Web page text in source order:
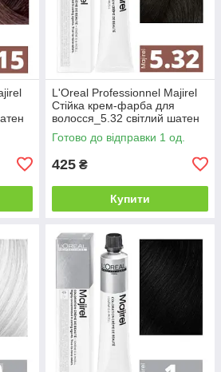
L'Oreal Professionnel Majirel
Стійка крем-фарба для
волосся_5.32 світлий шатен
золотистий перламутровий
50мл
Готово до відправки 1 од.
425 ₴
Купити